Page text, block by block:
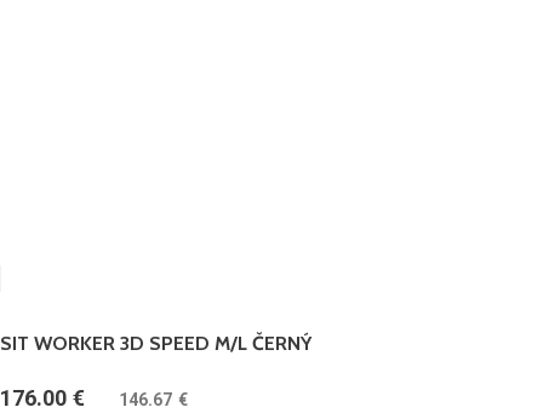
SIT WORKER 3D SPEED M/L ČERNÝ
176.00 € 146.67 €